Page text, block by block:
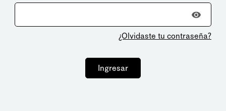
¿Olvidaste tu contraseña?
Ingresar